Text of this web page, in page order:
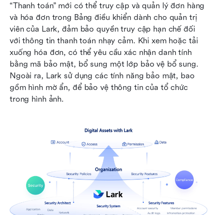
“Thanh toán” mới có thể truy cập và quản lý đơn hàng
và hóa đơn trong Bảng điều khiển dành cho quản trị
viên của Lark, đảm bảo quyền truy cập hạn chế đối
với thông tin thanh toán nhạy cảm. Khi xem hoặc tải
xuống hóa đơn, có thể yêu cầu xác nhận danh tính
bằng mã bảo mật, bổ sung một lớp bảo vệ bổ sung.
Ngoài ra, Lark sử dụng các tính năng bảo mật, bao
gồm hình mờ ẩn, để bảo vệ thông tin của tổ chức
trong hình ảnh.